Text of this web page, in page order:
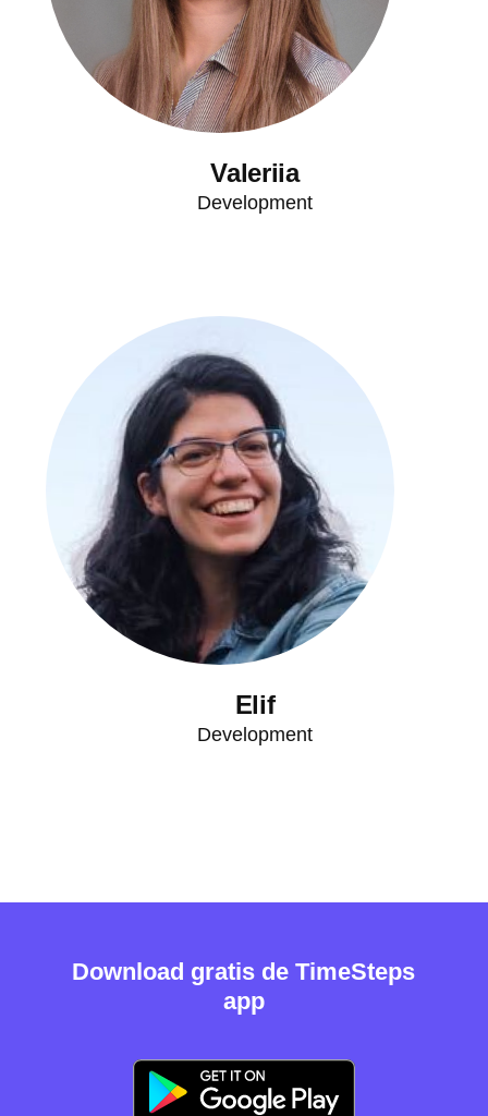
Valeriia
Development
Elif
Development
Download gratis de TimeSteps
app